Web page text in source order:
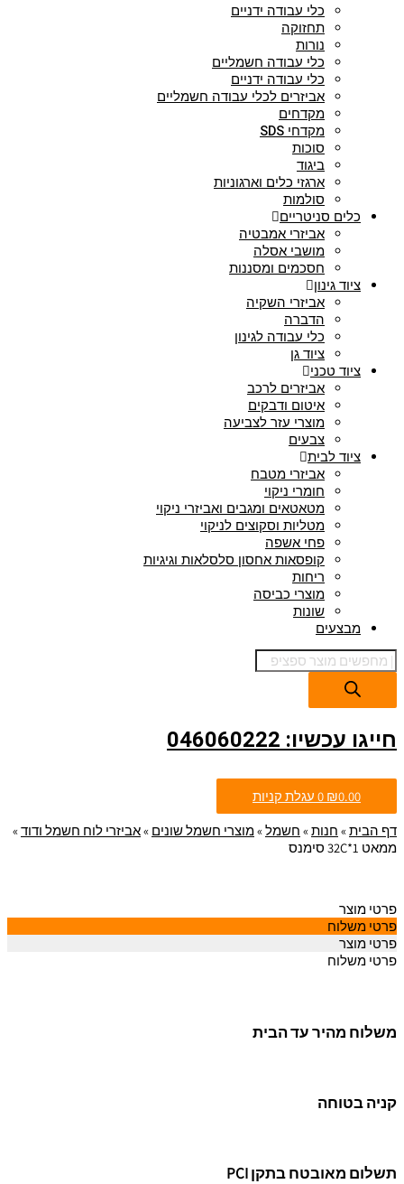
כלי עבודה ידניים
תחזוקה
נורות
כלי עבודה חשמליים
כלי עבודה ידניים
אביזרים לכלי עבודה חשמליים
מקדחים
מקדחי SDS
סוכות
ביגוד
ארגזי כלים וארגוניות
סולמות
כלים סניטריים
אביזרי אמבטיה
מושבי אסלה
חסכמים ומסננות
ציוד גינון
אביזרי השקיה
הדברה
כלי עבודה לגינון
ציוד גן
ציוד טכני
אביזרים לרכב
איטום ודבקים
מוצרי עזר לצביעה
צבעים
ציוד לבית
אביזרי מטבח
חומרי ניקוי
מטאטאים ומגבים ואביזרי ניקוי
מטליות וסקוצים לניקוי
פחי אשפה
קופסאות אחסון סלסלאות וגיגיות
ריחות
מוצרי כביסה
שונות
מבצעים
חייגו עכשיו: 046060222
₪0.00
0 עגלת קניות
דף הבית» חנות» חשמל»מוצרי חשמל שונים »אביזרי לוח חשמל ודוד»
ממאט 1*32C סימנס
פרטי מוצר
פרטי משלוח
פרטי מוצר
פרטי משלוח
משלוח מהיר עד הבית
קניה בטוחה
תשלום מאובטח בתקן PCI